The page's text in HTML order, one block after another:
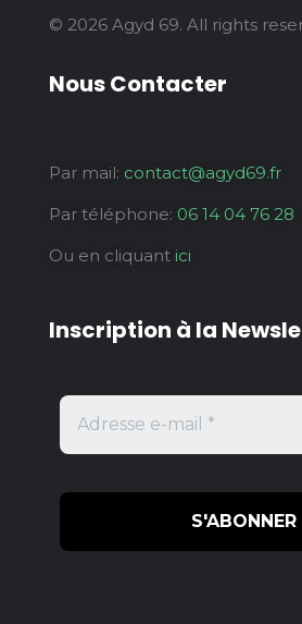
© 2026 Agyd 69. All rights
Nous Contacter
Par mail: contact@agyd69.fr
Par téléphone: 06 14 04 76 28
Ou en cliquant ici
Inscription à la